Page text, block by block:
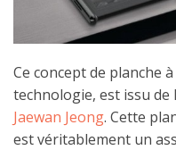
Ce concept de planche
technologie, est issu de
Jaewan Jeong. Cette
est véritablement un